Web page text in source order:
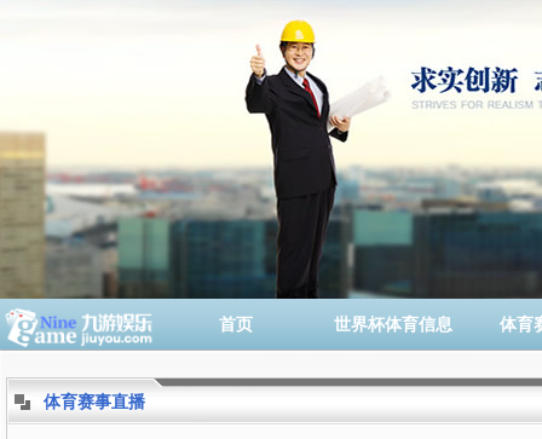
首页 世界杯体育信息 体育
体育赛事直播